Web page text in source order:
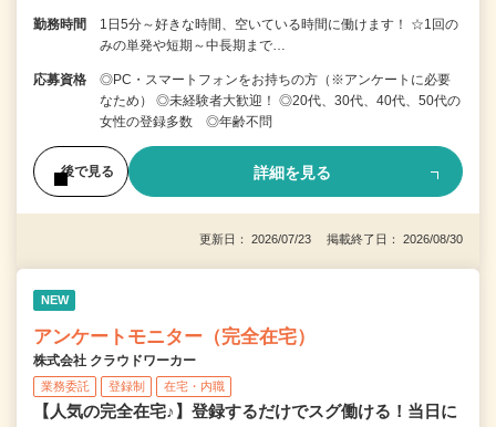
勤務時間
1日5分～好きな時間、空いている時間に働けます！ ☆1回の
みの単発や短期～中長期まで…
応募資格
◎PC・スマートフォンをお持ちの方（※アンケートに必要
なため） ◎未経験者大歓迎！ ◎20代、30代、40代、50代の
女性の登録多数 ◎年齢不問
後で見る 詳細を見る
更新日： 2026/07/23 掲載終了日： 2026/08/30
NEW
アンケートモニター（完全在宅）
株式会社 クラウドワーカー
業務委託 登録制 在宅・内職
【人気の完全在宅♪】登録するだけでスグ働ける！当日に